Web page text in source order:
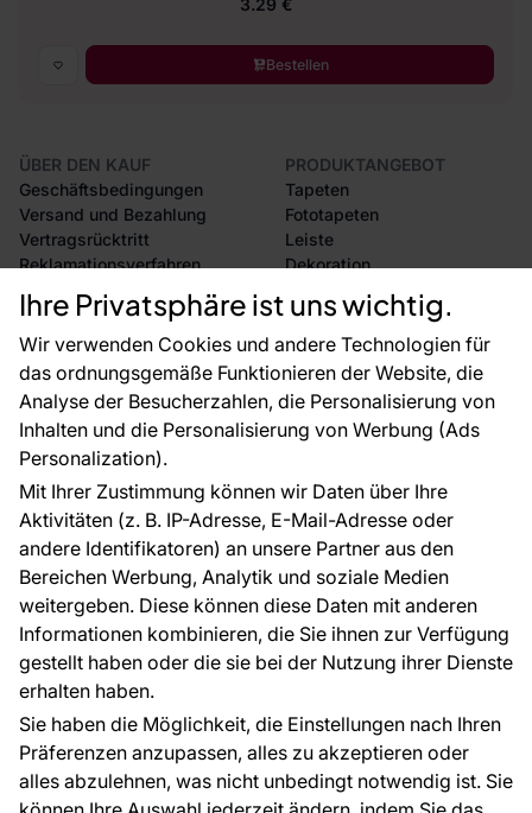
Ihre Privatsphäre ist uns wichtig.
Wir verwenden Cookies und andere Technologien für
das ordnungsgemäße Funktionieren der Website, die
Analyse der Besucherzahlen, die Personalisierung von
Inhalten und die Personalisierung von Werbung (Ads
Personalization).
Mit Ihrer Zustimmung können wir Daten über Ihre
Aktivitäten (z. B. IP-Adresse, E-Mail-Adresse oder
andere Identifikatoren) an unsere Partner aus den
Bereichen Werbung, Analytik und soziale Medien
weitergeben. Diese können diese Daten mit anderen
Informationen kombinieren, die Sie ihnen zur Verfügung
gestellt haben oder die sie bei der Nutzung ihrer Dienste
erhalten haben.
Sie haben die Möglichkeit, die Einstellungen nach Ihren
Präferenzen anzupassen, alles zu akzeptieren oder
alles abzulehnen, was nicht unbedingt notwendig ist. Sie
Bestellen
ÜBER DEN KAUF
Geschäftsbedingungen
Versand und Bezahlung
Vertragsrücktritt
Reklamationsverfahren
Rücksendung von Waren
CE-Zertifizierung
Großhandel
Raumvisualisierung
PRODUKTANGEBOT
Tapeten
Fototapeten
Leiste
Dekoration
Selbstklebende Folien
Zubehör
Tapetenmuster
FÜR SIE
Blog
EU-Projekte
Ratschläge und Tipps
FAQ
ÜBER DAS UNTERNEHMEN
Kontakt
Haben Sie Fragen? Wir helfen Ihnen gerne weiter
und beraten Sie persönlich.
+49 781 95633072
service@tapeteneshop.de